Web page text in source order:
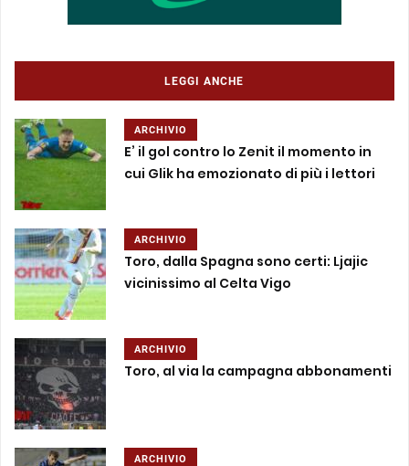
LEGGI ANCHE
ARCHIVIO
E’ il gol contro lo Zenit il momento in
cui Glik ha emozionato di più i lettori
ARCHIVIO
Toro, dalla Spagna sono certi: Ljajic
vicinissimo al Celta Vigo
ARCHIVIO
Toro, al via la campagna abbonamenti
ARCHIVIO